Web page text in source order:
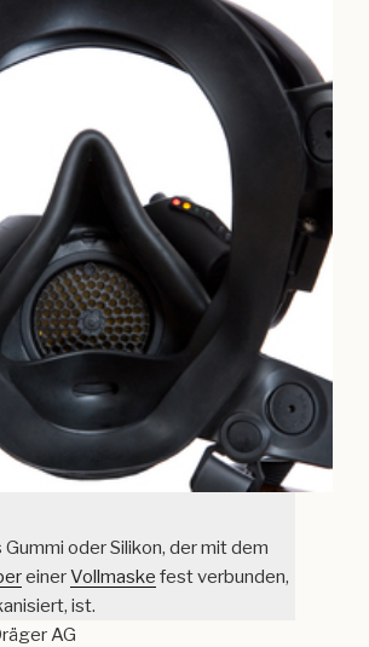
Gummi oder Silikon, der mit dem
einerVollmaske fest verbunden,
ist.
AG